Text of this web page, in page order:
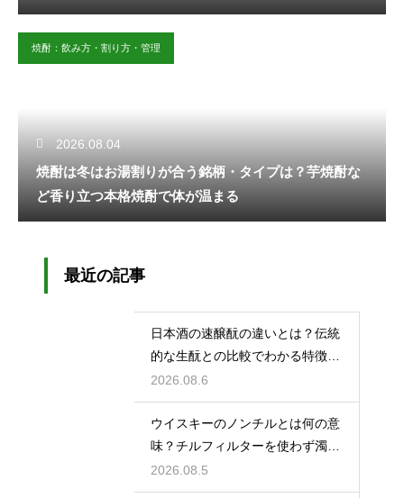
焼酎：飲み方・割り方・管理
2026.08.04
焼酎は冬はお湯割りが合う銘柄・タイプは？芋焼酎な
ど香り立つ本格焼酎で体が温まる
最近の記事
日本酒の速醸酛の違いとは？伝統
的な生酛との比較でわかる特徴を
解説
2026.08.6
ウイスキーのノンチルとは何の意
味？チルフィルターを使わず濁り
をあえて残す製法
2026.08.5